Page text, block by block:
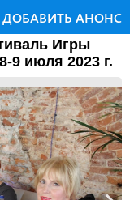
ДОБАВИТЬ АНОНС
Игры
9 июля 2023 г.